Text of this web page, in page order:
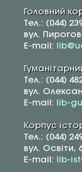
Головний
Тел.: (044)
вул.
E-mail:
Тел.: (044)
вул.
E-mail:
lib-
Корпус
Тел.: (044)
вул. Освіти,
E-mail:
lib-